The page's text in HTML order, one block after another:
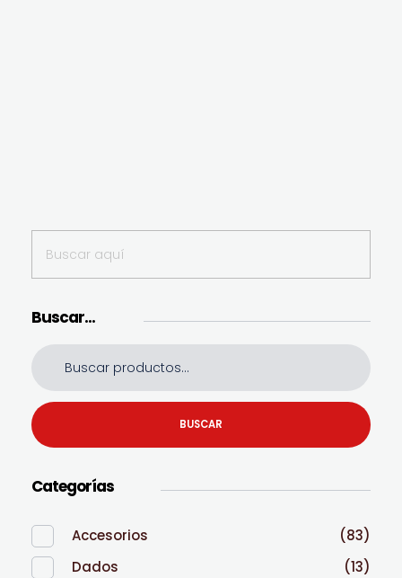
Buscar…
BUSCAR
Categorías
Accesorios
(83)
Dados
(13)